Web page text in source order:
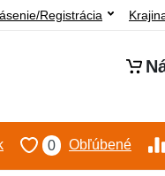
Registrácia
0 Obľúbené